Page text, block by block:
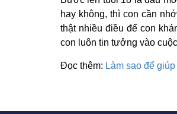
hay không, thì con cần
thật nhiều điều để con
con luôn tin tưởng vào
Đọc thêm: Làm sao để